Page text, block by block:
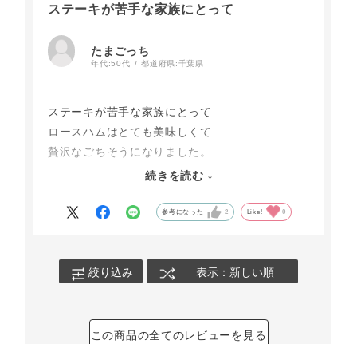
ステーキが苦手な家族にとって
たまごっち
年代:50代 都道府県:千葉県
ステーキが苦手な家族にとって
ロースハムはとても美味しくて
贅沢なごちそうになりました。
クリスマスやお誕生日お正月等
食べようと思います。
続きを読む
参考になった 2 Like! 0
絞り込み 表示：新しい順
この商品の全てのレビューを見る